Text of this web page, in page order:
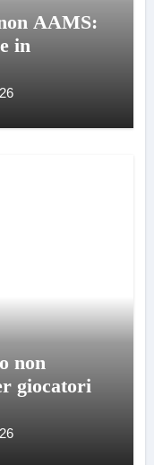
AAMS:
in
non
giocatori